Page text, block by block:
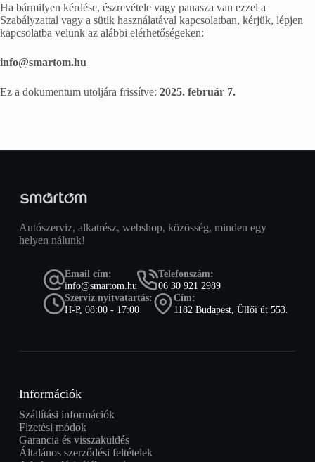
Ha bármilyen kérdése, észrevétele vagy panasza van ezzel a
Szabályzattal vagy a sütik használatával kapcsolatban, kérjük, lépjen
kapcsolatba velünk az alábbi elérhetőségeken:
info@smartom.hu
Ez a dokumentum utoljára frissítve: 2025. február 7.
Autószerviz, alkatrész, webshop, közösség, minden egy
helyen nálunk!
Email cím:
info@smartom.hu
Telefonszám:
06 30 921 2989
Szerviz nyitvatartás:
H-P, 08:00 - 17:00
Cím:
1182 Budapest, Üllői út 553.
Információk
Szállítási információk
Fizetési módok
Garancia és visszaküldés
Általános szerződési feltételek